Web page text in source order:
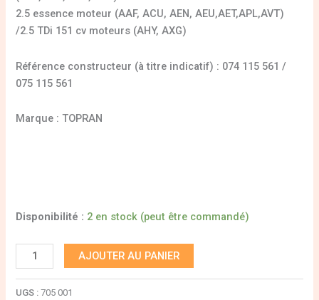
2.5 essence moteur (AAF, ACU, AEN, AEU,AET,APL,AVT)
/2.5 TDi 151 cv moteurs (AHY, AXG)
Référence constructeur (à titre indicatif) : 074 115 561 /
075 115 561
Marque : TOPRAN
Disponibilité : 2 en stock (peut être commandé)
AJOUTER AU PANIER
UGS :705 001